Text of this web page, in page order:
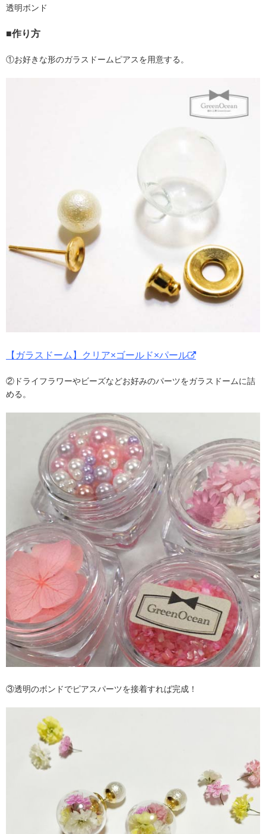
透明ボンド
■作り方
①お好きな形のガラスドームピアスを用意する。
【ガラスドーム】クリア×ゴールド×パール
②ドライフラワーやビーズなどお好みのパーツをガラスドームに詰
める。
③透明のボンドでピアスパーツを接着すれば完成！